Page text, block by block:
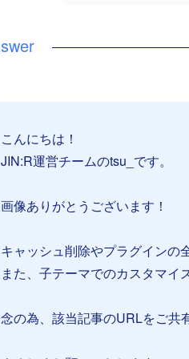
こんにちは！
JIN:R運営チームのtsu_です。
画像ありがとうございます！
キャッシュ削除やプラグインの
また、子テーマでのカスタマイ
念の為、該当記事のURLをご共